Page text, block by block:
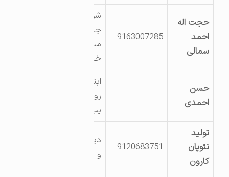
حجت اله
احمد
سمالی
9163007285
جاده شوشتر –
مسجدسلیمان-
خیابان اصلی پلا? 1
حسن
احمدی
ابتدای ورودی شهر-
روبروی فرش ش?
تولید
نئوپان
کارون
9120683751
دیمچه–جنب کشت
و صنعت کارون